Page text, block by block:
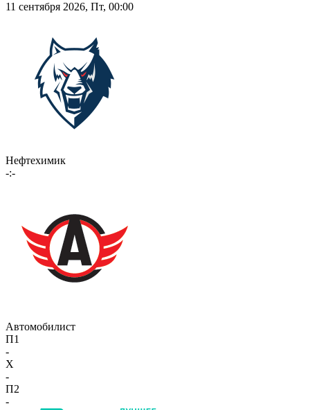
11 сентября 2026, Пт, 00:00
Нефтехимик
-:-
Автомобилист
П1
-
X
-
П2
-